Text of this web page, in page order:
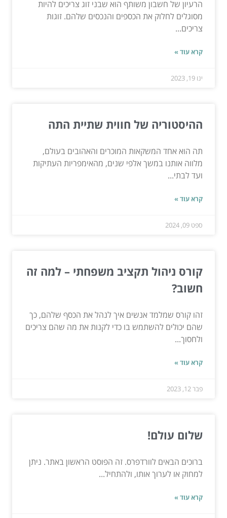
הרעיון של חשבון משותף הוא שבני זוג צריכים להיות
מסוגלים לחלוק את הכספים והנכסים שלהם. זוגות
צריכים...
קרא עוד »
ינו 19, 2023
ההיסטוריה של חווית שתיית התה
תה הוא אחד המשקאות המוכרים והאהובים בעולם,
מלווה אותנו במשך אלפי שנים, מהאימפריות העתיקות
ועד לבתי...
קרא עוד »
ספט 09, 2024
קורס ניהול תקציב משפחתי – למה זה
חשוב?
זהו קורס שמלמד אנשים איך לנהל את הכסף שלהם, כך
שהם יכולים להשתמש בו כדי לקנות את מה שהם צריכים
ולחסוך...
קרא עוד »
פבר 12, 2023
שלום עולם!
ברוכים הבאים לוורדפרס. זה הפוסט הראשון באתר. ניתן
למחוק או לערוך אותו, ולהתחיל...
קרא עוד »